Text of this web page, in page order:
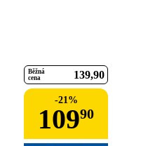
Běžná
cena
139 90
-21%
10990